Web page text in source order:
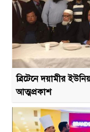
ব্রিটেনে দয়ামীর
আত্মপ্রকাশ